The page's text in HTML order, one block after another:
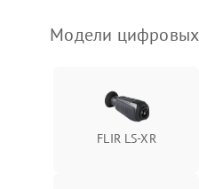
Проблемы с заземлением
Модели
FLIR LS-XR